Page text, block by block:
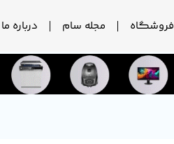
فروشگاه مجله سام درباره ما